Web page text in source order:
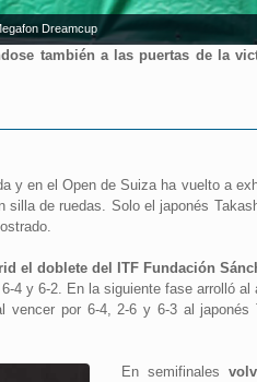
Dreamcup
también a las puertas de la
y en el Open de Suiza ha vuelto a
de ruedas. Solo el japonés
el doblete del ITF Fundación
4 y 6-2. En la siguiente fase arrolló
por 6-4, 2-6 y 6-3 al
En semifinales